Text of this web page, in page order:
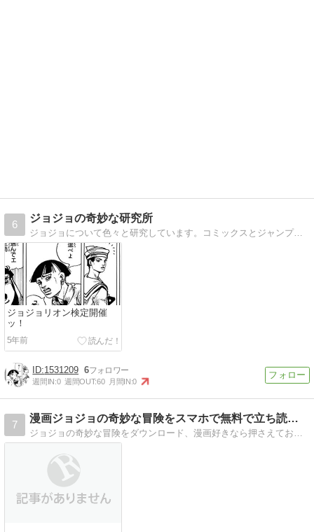
6
ジョジョの奇妙な研究所
ジョジョについて色々と研究しています。コミックスとジャンプ掲載時の違いや、ジャンプにしかないネタなどがメインです。
ジョジョリオン検定開催
ッ！
5年前
1531209 6
週間IN:0 週間OUT:60 月間IN:0
7
漫画ジョジョの奇妙な冒険をスマホで無料で立ち読み、アプリで…
ジョジョの奇妙な冒険をダウンロード、漫画好きなら押さえておきたい無料で立ち読みできるサイトやアプリを紹介。暇つぶしにスマホで読む方法やアニメも見よう！フルカラ…